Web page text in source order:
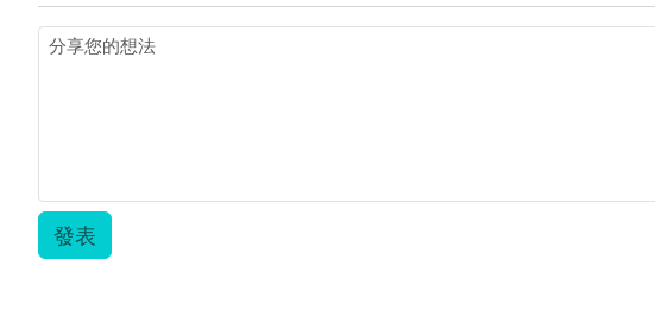
發表